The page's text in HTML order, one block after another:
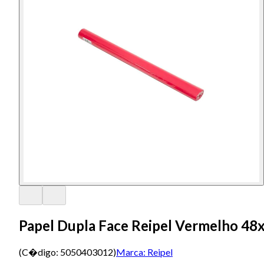
Papel Dupla Face Reipel Vermelho
(C�digo: 5050403012)Marca: Reipel